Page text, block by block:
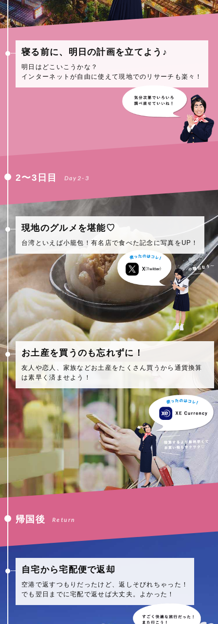
寝る前に、明日の計画を立てよう♪
明日はどこいこうかな？
インターネットが自由に使えて現地でのリサーチも楽々！
2〜3日目 Day2-3
現地のグルメを堪能♡
台湾といえば小籠包！有名店で食べた記念に写真をUP！
お土産を買うのも忘れずに！
友人や恋人、家族などお土産をたくさん買うから通貨換算
は素早く済ませよう！
帰国後 Return
自宅から宅配便で返却
空港で返すつもりだったけど、返しそびれちゃった！
でも翌日までに宅配で返せば大丈夫。よかった！